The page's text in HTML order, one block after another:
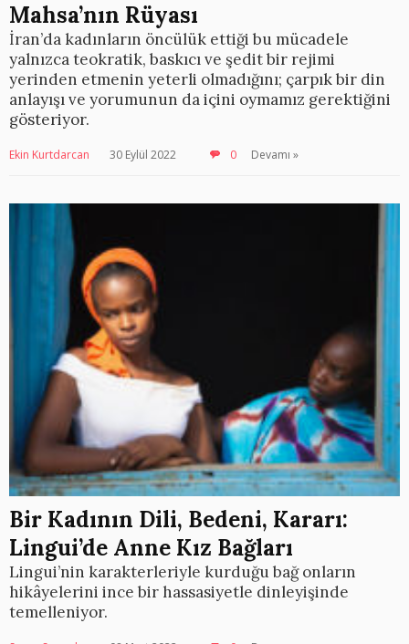
Mahsa’nın Rüyası
İran’da kadınların öncülük ettiği bu mücadele
yalnızca teokratik, baskıcı ve şedit bir rejimi
yerinden etmenin yeterli olmadığını; çarpık bir din
anlayışı ve yorumunun da içini oymamız gerektiğini
gösteriyor.
Ekin Kurtdarcan 30 Eylül 2022 0 Devamı »
Bir Kadının Dili, Bedeni, Kararı:
Lingui’de Anne Kız Bağları
Lingui’nin karakterleriyle kurduğu bağ onların
hikâyelerini ince bir hassasiyetle dinleyişinde
temelleniyor.